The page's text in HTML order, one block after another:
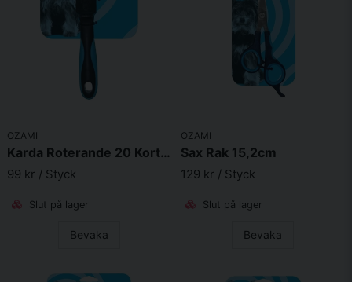
Ja, ni får publicera min fråga
Skicka fråga
OZAMI
Karda Roterande 20 Korta Tänder 16,6X11,4X5cm
99 kr / Styck
Slut på lager
Bevaka
OZAMI
Sax Rak 15,2cm
129 kr / Styck
Slut på lager
Bevaka